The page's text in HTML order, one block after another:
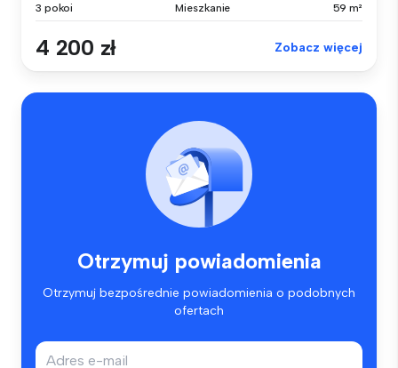
3 pokoi Mieszkanie 59 m²
4 200 zł Zobacz więcej
Otrzymuj powiadomienia
Otrzymuj bezpośrednie powiadomienia o podobnych
ofertach